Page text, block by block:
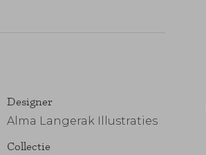
Designer
Alma Langerak Illustraties
Collectie